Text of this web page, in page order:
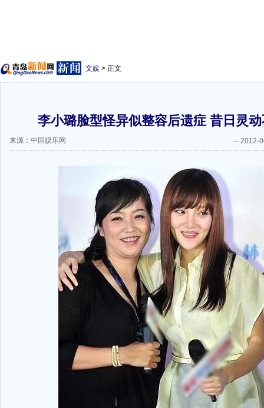
文娱 > 正文
李小璐脸型怪异似整容后遗症 昔日灵
来源：中国娱乐网 -- 2012-